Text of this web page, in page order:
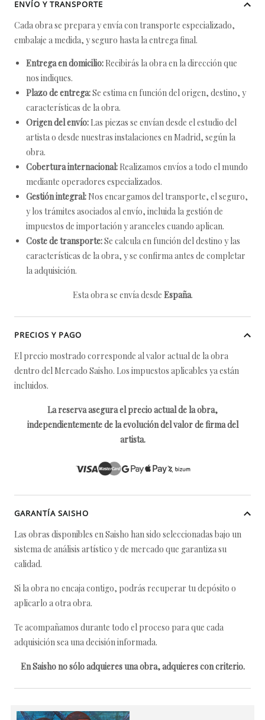
ENVÍO Y TRANSPORTE
Cada obra se prepara y envía con transporte especializado,
embalaje a medida, y seguro hasta la entrega final.
Entrega en domicilio: Recibirás la obra en la dirección que
nos indiques.
Plazo de entrega:Se estima en función del origen, destino, y
características de la obra.
Origen del envío: Las piezas se envían desde el estudio del
artista o desde nuestras instalaciones en Madrid, según la
obra.
Cobertura internacional: Realizamos envíos a todo el mundo
mediante operadores especializados.
Gestión integral: Nos encargamos del transporte, el seguro,
y los trámites asociados al envío, incluida la gestión de
impuestos de importación y aranceles cuando aplican.
Coste de transporte:Se calcula en función del destino y las
características de la obra, y se confirma antes de completar
la adquisición.
Esta obra se envía desde España.
PRECIOS Y PAGO
El precio mostrado corresponde al valor actual de la obra
dentro del Mercado Saisho. Los impuestos aplicables ya están
incluidos.
La reserva asegura el precio actual de la obra,
independientemente de la evolución del valor de firma del
artista.
GARANTÍA SAISHO
Las obras disponibles en Saisho han sido seleccionadas bajo un
sistema de análisis artístico y de mercado que garantiza su
calidad.
Si la obra no encaja contigo, podrás recuperar tu depósito o
aplicarlo a otra obra.
Te acompañamos durante todo el proceso para que cada
adquisición sea una decisión informada.
En Saisho no sólo adquieres una obra, adquieres con criterio.